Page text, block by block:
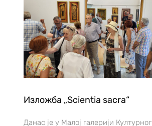
Изложба „Scientia sacra“
Данас је у Малој галерији Културног